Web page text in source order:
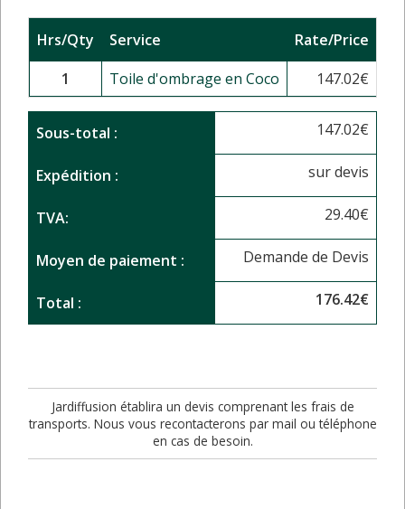
Hrs/Qty Service Rate/Price
1
Toile d'ombrage en Coco 147.02€
Sous-total : 147.02€
Expédition : sur devis
TVA: 29.40€
Moyen de paiement : Demande de Devis
Total : 176.42€
Jardiffusion établira un devis comprenant les frais de
transports. Nous vous recontacterons par mail ou téléphone
en cas de besoin.